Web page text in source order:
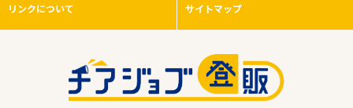
リンクについて サイトマップ